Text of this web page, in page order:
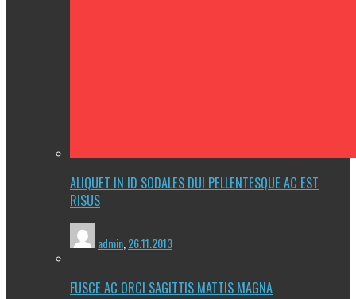
ALIQUET IN ID SODALES DUI PELLENTESQUE AC EST
RISUS
admin 26.11.2013
FUSCE AC ORCI SAGITTIS MATTIS MAGNA